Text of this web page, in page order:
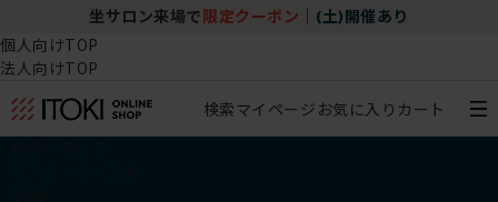
坐サロン来場で 限定クーポン (土)開催あり
個人向けTOP
法人向けTOP
検索マイページ お気に入り カート